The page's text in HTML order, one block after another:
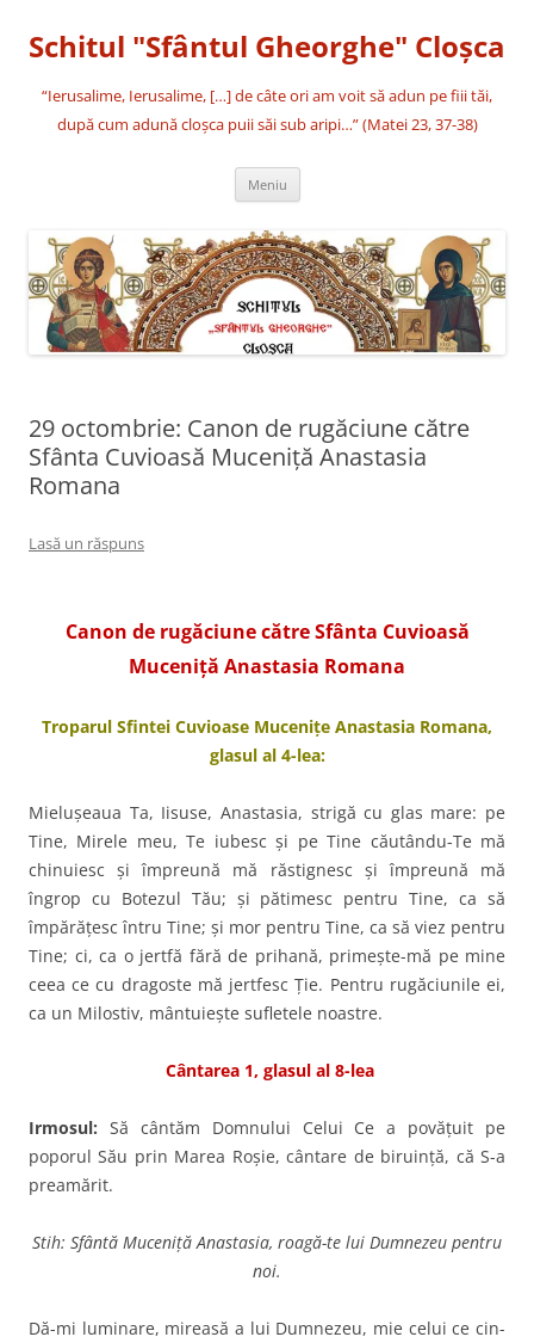
conținut
Schitul "Sfântul Gheorghe" Cloşca
“Ierusalime, Ierusalime, […] de câte ori am voit să adun pe fiii tăi,
după cum adună cloşca puii săi sub aripi…” (Matei 23, 37-38)
Meniu
29 octombrie: Canon de rugăciune către
Sfânta Cuvioasă Muceniţă Anastasia
Romana
Lasă un răspuns
Canon de rugăciune către Sfânta Cuvioasă
Muceniţă Anastasia Romana
Troparul Sfintei Cuvioase Muceniţe Anastasia Romana,
glasul al 4-lea:
Mieluşeaua Ta, Iisuse, Anastasia, strigă cu glas mare: pe
Tine, Mirele meu, Te iubesc și pe Tine căutându-Te mă
chinuiesc și împreună mă răstignesc și împreună mă
îngrop cu Botezul Tău; și pătimesc pentru Tine, ca să
împărățesc întru Tine; și mor pentru Tine, ca să viez pentru
Tine; ci, ca o jertfă fără de prihană, primește-mă pe mine
ceea ce cu dragoste mă jertfesc Ție. Pentru rugăciunile ei,
ca un Milostiv, mântuiește sufletele noastre.
Cântarea 1, glasul al 8-lea
Irmosul: Să cântăm Domnului Celui Ce a povăţuit pe
poporul Său prin Marea Roşie, cântare de biruinţă, că S-a
preamărit.
Stih: Sfântă Muceniță Anastasia, roagă-te lui Dumnezeu pentru
noi.
Dă-mi luminare, mireasă a lui Dumnezeu, mie celui ce cin­